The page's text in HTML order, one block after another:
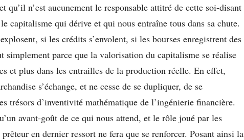
qu’il n’est aucunement le responsable attitré de cette soi-disant
capitalisme qui dérive et qui nous entraîne tous dans sa chute.
si les crédits s’envolent, si les bourses enregistrent des
simplement parce que la valorisation du capitalisme se réalise
et plus dans les entrailles de la production réelle. En effet,
s’échange, et ne cesse de se dupliquer, de se
trésors d’inventivité mathématique de l’ingénierie financière.
avant-goût de ce qui nous attend, et le rôle joué par les
en dernier ressort ne fera que se renforcer. Posant ainsi la